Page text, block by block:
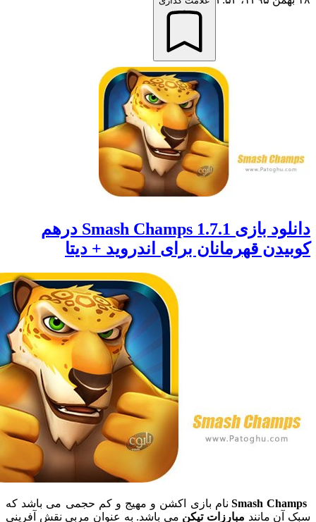
دانلود بازی Smash Champs 1.7.1 درهم
قهرمانان برای اندروید + دیتا
Smash نام بازی اکشن و مهیج و کم حجمی می باشد که
مانندمبارزات تیکنمی باشد. به عنوان مربی نقش آفرینی